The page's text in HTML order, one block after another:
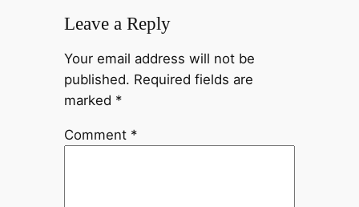
Leave a Reply
Your email address will not be
published. Required fields are
marked *
Comment *